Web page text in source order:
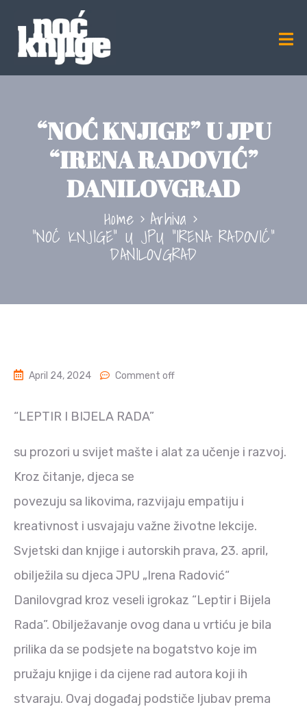
“NOĆ KNJIGE” U JPU
“IRENA RADOVIĆ”
DANILOVGRAD
Home Arhiva
“NOĆ KNJIGE” U JPU “IRENA RADOVIĆ”
DANILOVGRAD
April 24, 2024 Comment off
“LEPTIR I BIJELA RADA”
su prozori u svijet mašte i alat za učenje i razvoj.
Kroz čitanje, djeca se
povezuju sa likovima, razvijaju empatiju i
kreativnost i usvajaju važne životne lekcije.
Svjetski dan knjige i autorskih prava, 23. april,
obilježila su djeca JPU „Irena Radović“
Danilovgrad kroz veseli igrokaz “Leptir i Bijela
Rada”. Obilježavanje ovog dana u vrtiću je bila
prilika da se podsjete na bogatstvo koje im
pružaju knjige i da cijene rad autora koji ih
stvaraju. Ovaj događaj podstiče ljubav prema